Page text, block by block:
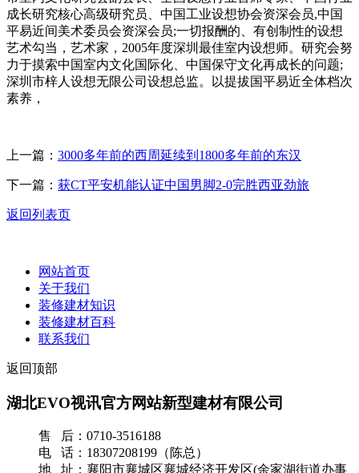
成长研究核心高级研究员、中国工业设想协会资深会员,中国
平易近间美术委员会资深会员;一切报酬的、有创制性的设想
艺术勾当，艺术家，2005年度深圳最佳室内设想师。研究会努
力于摸索中国室内文化国际化、中国保守文化再成长的问题;
深圳市梓人设想无限公司设想总监。以提拔国平易近全体档次
素养，
上一篇： 3000多年前的西周延续到1800多年前的东汉
下一篇： 获CT平安机能认证中国男脚2-0完胜西亚劲旅
返回列表页
网站首页
关于我们
装修建材知识
装修建材百科
联系我们
返回顶部
湖北EVO视讯官方网站新型建材有限公司
售 后：0710-3516188
电 话：18307208199（陈总）
地 址：襄阳市襄城区襄城经济开发区(余家湖街道办事